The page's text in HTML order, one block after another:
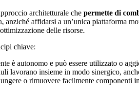
architetturale che permette di
anziché affidarsi a un’unica piattaforma
delle risorse.
chiave:
è autonomo e può essere utilizzato o
lavorano insieme in modo sinergico,
o rimuovere facilmente componenti